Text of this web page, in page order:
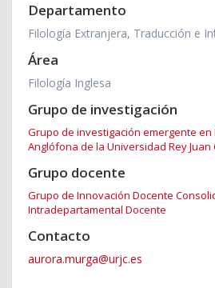
Departamento
Filología Extranjera, Traducción e
Área
Filología Inglesa
Grupo de investigación
Grupo de investigación emergente en
Anglófona de la Universidad Rey Juan
Grupo docente
Grupo de Innovación Docente
Intradepartamental Docente
Contacto
aurora.murga@urjc.es